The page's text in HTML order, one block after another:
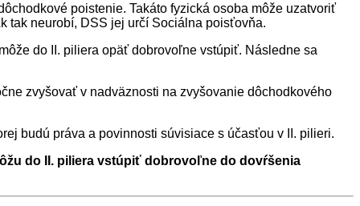
poistenie. Takáto fyzická osoba môže uzatvoriť
tak neurobí, DSS jej určí Sociálna poisťovňa.
do II. piliera opäť dobrovoľne vstúpiť. Následne sa
zvyšovať v nadväznosti na zvyšovanie dôchodkového
budú práva a povinnosti súvisiace s účasťou v II. pilieri.
do II. piliera vstúpiť dobrovoľne do dovŕšenia